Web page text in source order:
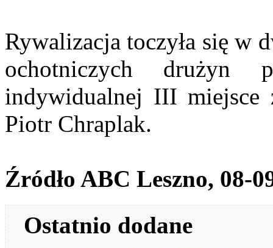
Rywalizacja toczyła się w
ochotniczych drużyn
indywidualnej III miejsce
Piotr Chraplak.
Źródło ABC Leszno, 08-
Ostatnio dodane